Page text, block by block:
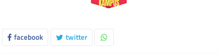
facebook twitter